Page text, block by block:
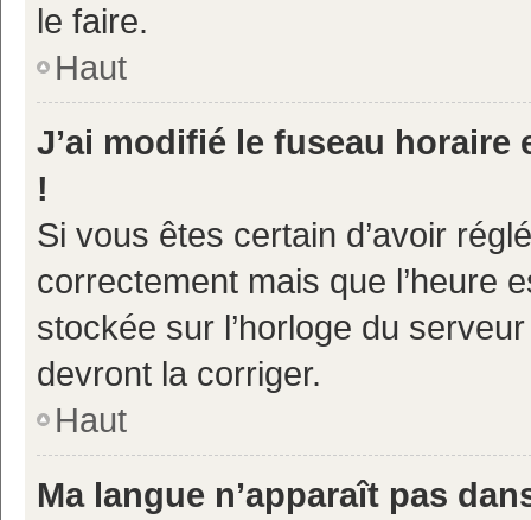
le faire.
Haut
J’ai modifié le fuseau horaire
!
Si vous êtes certain d’avoir
correctement mais que l’heure
stockée sur l’horloge du
devront la corriger.
Haut
Ma langue n’apparaît pas